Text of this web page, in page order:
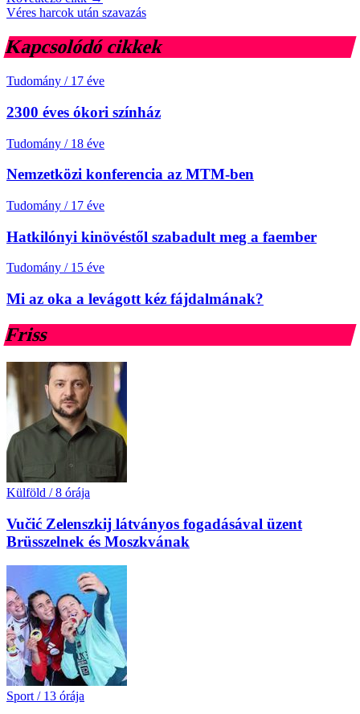
Véres harcok után szavazás
Kapcsolódó cikkek
Tudomány / 17 éve
2300 éves ókori színház
Tudomány / 18 éve
Nemzetközi konferencia az MTM-ben
Tudomány / 17 éve
Hatkilónyi kinövéstől szabadult meg a faember
Tudomány / 15 éve
Mi az oka a levágott kéz fájdalmának?
Friss
Külföld / 8 órája
Vučić Zelenszkij látványos fogadásával üzent
Brüsszelnek és Moszkvának
Sport / 13 órája